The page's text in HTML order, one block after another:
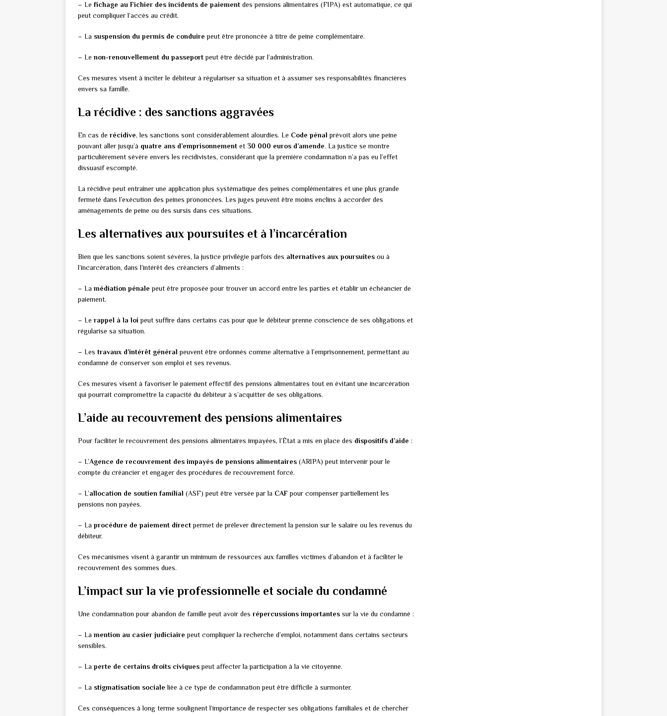
– Le fichage au Fichier des incidents de paiement des pensions alimentaires (FIPA) est automatique, ce qui
peut compliquer l’accès au crédit.
– La suspension du permis de conduire peut être prononcée à titre de peine complémentaire.
– Le non-renouvellement du passeportpeut être décidé par l’administration.
Ces mesures visent à inciter le débiteur à régulariser sa situation et à assumer ses responsabilités financières
envers sa famille.
La récidive : des sanctions aggravées
En cas de récidive, les sanctions sont considérablement alourdies. Le Code pénal prévoit alors une peine
pouvant aller jusqu’à quatre ans d’emprisonnement et 30 000 euros d’amende. La justice se montre
particulièrement sévère envers les récidivistes, considérant que la première condamnation n’a pas eu l’effet
dissuasif escompté.
La récidive peut entraîner une application plus systématique des peines complémentaires et une plus grande
fermeté dans l’exécution des peines prononcées. Les juges peuvent être moins enclins à accorder des
aménagements de peine ou des sursis dans ces situations.
Les alternatives aux poursuites et à l’incarcération
Bien que les sanctions soient sévères, la justice privilégie parfois des alternatives aux poursuites ou à
l’incarcération, dans l’intérêt des créanciers d’aliments :
– La médiation pénale peut être proposée pour trouver un accord entre les parties et établir un échéancier de
paiement.
– Le rappel à la loi peut suffire dans certains cas pour que le débiteur prenne conscience de ses obligations et
régularise sa situation.
– Les travaux d’intérêt général peuvent être ordonnés comme alternative à l’emprisonnement, permettant au
condamné de conserver son emploi et ses revenus.
Ces mesures visent à favoriser le paiement effectif des pensions alimentaires tout en évitant une incarcération
qui pourrait compromettre la capacité du débiteur à s’acquitter de ses obligations.
L’aide au recouvrement des pensions alimentaires
Pour faciliter le recouvrement des pensions alimentaires impayées, l’État a mis en place des dispositifs d’aide :
– L’Agence de recouvrement des impayés de pensions alimentaires (ARIPA) peut intervenir pour le
compte du créancier et engager des procédures de recouvrement forcé.
– L’allocation de soutien familial (ASF) peut être versée par la CAF pour compenser partiellement les
pensions non payées.
– La procédure de paiement directpermet de prélever directement la pension sur le salaire ou les revenus du
débiteur.
Ces mécanismes visent à garantir un minimum de ressources aux familles victimes d’abandon et à faciliter le
recouvrement des sommes dues.
L’impact sur la vie professionnelle et sociale du condamné
Une condamnation pour abandon de famille peut avoir des répercussions importantes sur la vie du condamné :
– La mention au casier judiciaire peut compliquer la recherche d’emploi, notamment dans certains secteurs
sensibles.
– La perte de certains droits civiquespeut affecter la participation à la vie citoyenne.
– La stigmatisation sociale liée à ce type de condamnation peut être difficile à surmonter.
Ces conséquences à long terme soulignent l’importance de respecter ses obligations familiales et de chercher